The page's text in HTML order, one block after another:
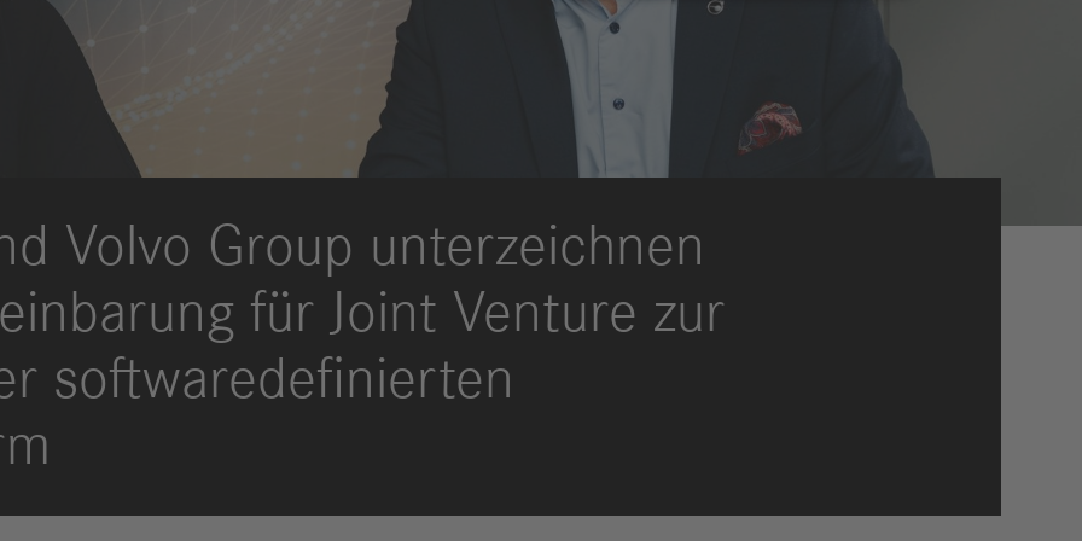
Digitalisierung
& Services
Meldungen
Strategie
Refinanzierung
Newsroom
Media Center
Medienkontakte
FAQ
Volvo Group unterzeichnen
für Joint Venture zur
softwaredefinierten